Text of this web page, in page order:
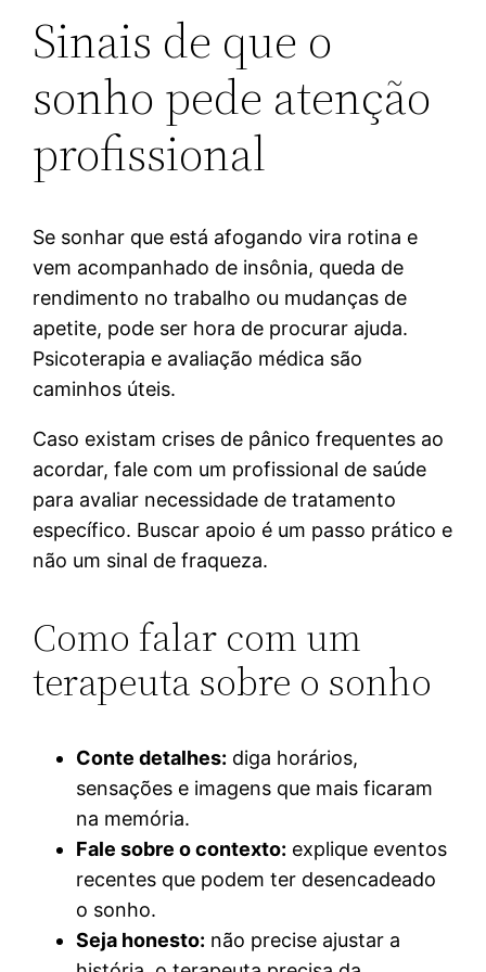
Sinais de que o
sonho pede atenção
profissional
Se sonhar que está afogando vira rotina e
vem acompanhado de insônia, queda de
rendimento no trabalho ou mudanças de
apetite, pode ser hora de procurar ajuda.
Psicoterapia e avaliação médica são
caminhos úteis.
Caso existam crises de pânico frequentes ao
acordar, fale com um profissional de saúde
para avaliar necessidade de tratamento
específico. Buscar apoio é um passo prático e
não um sinal de fraqueza.
Como falar com um
terapeuta sobre o sonho
Conte detalhes: diga horários,
sensações e imagens que mais ficaram
na memória.
Fale sobre o contexto: explique eventos
recentes que podem ter desencadeado
o sonho.
Seja honesto: não precise ajustar a